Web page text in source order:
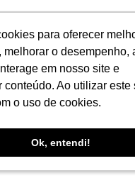
para oferecer
melhorar o desempenho,
em nosso site e
conteúdo. Ao utilizar este
o uso de cookies.
Ok, entendi!
para oferecer
melhorar o desempenho,
em nosso site e
conteúdo. Ao utilizar este
o uso de cookies.
Ok, entendi!
MENU